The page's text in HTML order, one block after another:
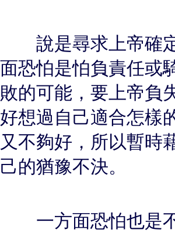
說是尋求上帝確定
面恐怕是怕負責任或
敗的可能，要上帝負
好想過自己適合怎樣
又不夠好，所以暫時
己的猶豫不決。
一方面恐怕也是不